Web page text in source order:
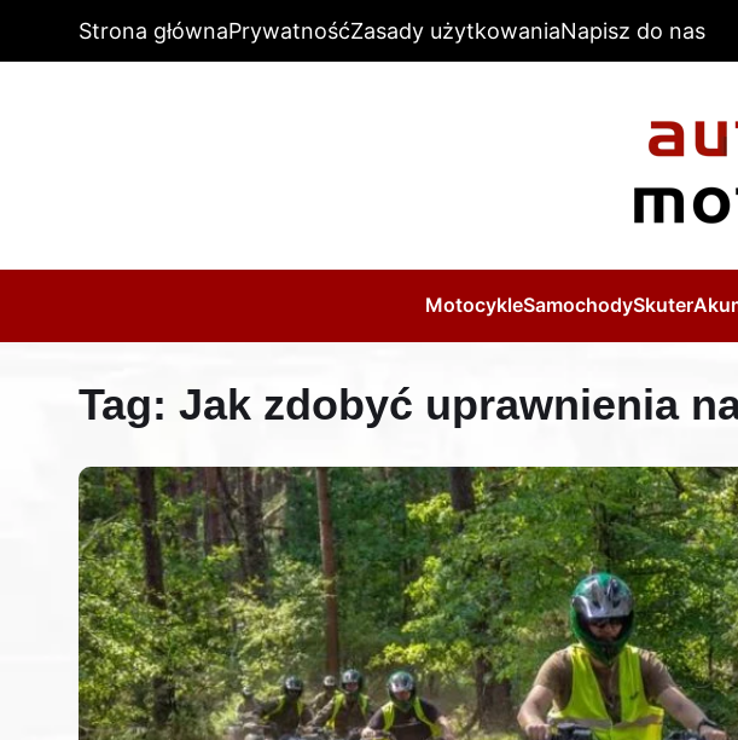
Strona głównaPrywatnośćZasady użytkowaniaNapisz do nas
MotocykleSamochodySkuter
Tag: Jak zdobyć uprawnienia